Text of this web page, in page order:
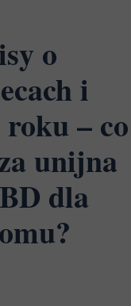
o
i
– co
unijna
dla